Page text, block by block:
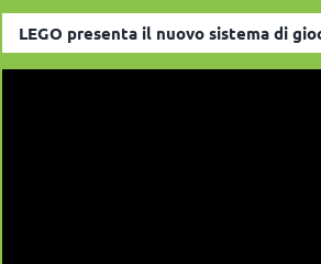
LEGO presenta il nuovo sistema di